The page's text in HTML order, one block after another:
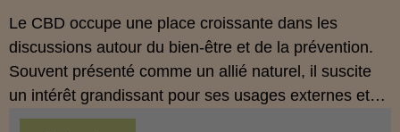
Le CBD occupe une place croissante dans les
discussions autour du bien‑être et de la prévention.
Souvent présenté comme un allié naturel, il suscite
un intérêt grandissant pour ses usages externes et
son interaction avec le système endocannabinoïde.